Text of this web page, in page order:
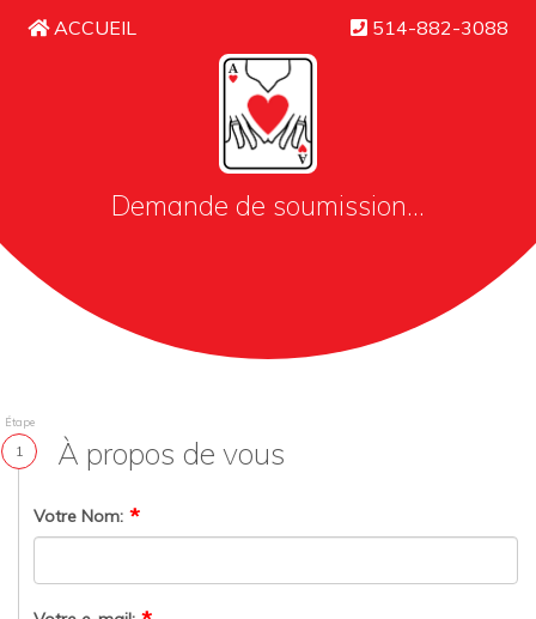
ACCUEIL 514-882-3088
Demande de soumission...
Étape
1 À propos de vous
Votre Nom: